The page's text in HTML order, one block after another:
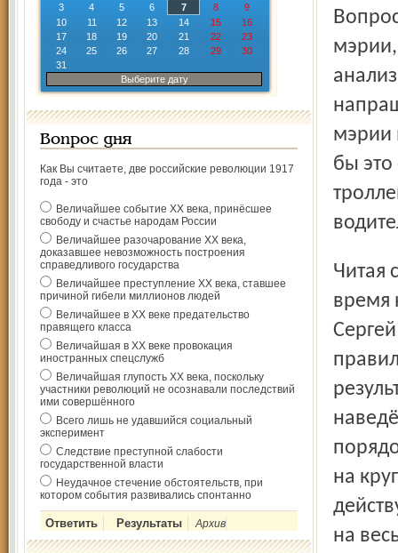
3
4 5 6 7 8
9
10
11 12 13 14 15
16
17
18 19 20 21 22
23
24
25 26 27 28 29
30
31
Выберите дату
Вопрос дня
Как Вы считаете, две российские революции 1917
года - это
Величайшее событие ХХ века, принёсшее
свободу и счастье народам России
Величайшее разочарование ХХ века,
доказавшее невозможность построения
справедливого государства
Величайшее преступление ХХ века, ставшее
причиной гибели миллионов людей
Величайшее в ХХ веке предательство
правящего класса
Величайшая в ХХ веке провокация
иностранных спецслужб
Величайшая глупость ХХ века, поскольку
участники революций не осознавали последствий
ими совершённого
Всего лишь не удавшийся социальный
эксперимент
Следствие преступной слабости
государственной власти
Неудачное стечение обстоятельств, при
котором события развивались спонтанно
Архив
Вопрос в том: как не догадались до сих пор чиновники
мэрии,
мэрии
бы это
Читая статью, я вспомнил следующий эпизод. Некоторое
время
на
на